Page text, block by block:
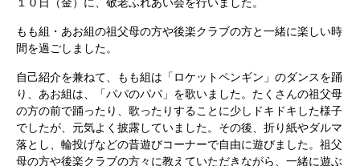
もも組・あお組の祖父母の方や後楽クラブの方と一緒に楽しい時
間を過ごしました。
自己紹介を兼ねて、もも組は「ロケットペンギン」のダンスを踊
り、あお組は、「パパのパパ」を歌いました。たくさんの祖父母
の方の前で踊ったり、歌ったりすることに少しドキドキした様子
でしたが、元気よく披露していました。その後、折り紙やダルマ
落とし、輪投げなどの昔遊びコーナーで自由に遊びました。祖父
母の方や後楽クラブの方々に教えていただきながら、一緒に遊ぶ